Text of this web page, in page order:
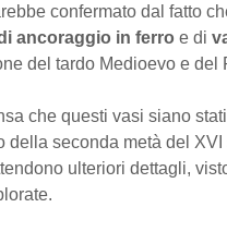
confermato dal fatto
ancoraggio in ferro e di
del tardo Medioevo e del
che questi vasi siano
della seconda metà del
ulteriori dettagli,